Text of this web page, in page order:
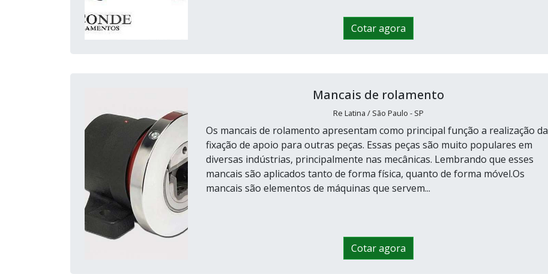
Cotar agora
Mancais de rolamento
Re Latina / São Paulo - SP
Os mancais de rolamento apresentam como principal função a realização da
fixação de apoio para outras peças. Essas peças são muito populares em
diversas indústrias, principalmente nas mecânicas. Lembrando que esses
mancais são aplicados tanto de forma física, quanto de forma móvel.Os
mancais são elementos de máquinas que servem...
Cotar agora